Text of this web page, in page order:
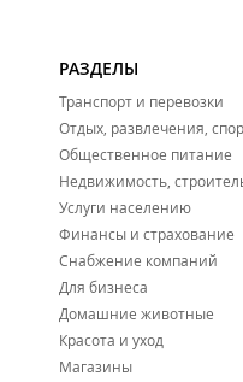
РАЗДЕЛЫ
Транспорт и перевозки
Отдых, развлечения,
Общественное питание
Недвижимость,
Услуги населению
Финансы и страхование
Снабжение компаний
Для бизнеса
Домашние животные
Красота и уход
Магазины